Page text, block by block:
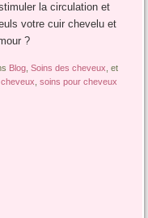
la circulation et
votre cuir chevelu et
?
Blog ,Soins des cheveux , et
,soins pour cheveux